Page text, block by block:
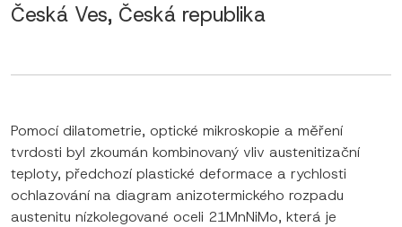
Česká Ves, Česká republika
Pomocí dilatometrie, optické mikroskopie a měření
tvrdosti byl zkoumán kombinovaný vliv austenitizační
teploty, předchozí plastické deformace a rychlosti
ochlazování na diagram anizotermického rozpadu
austenitu nízkolegované oceli 21MnNiMo, která je